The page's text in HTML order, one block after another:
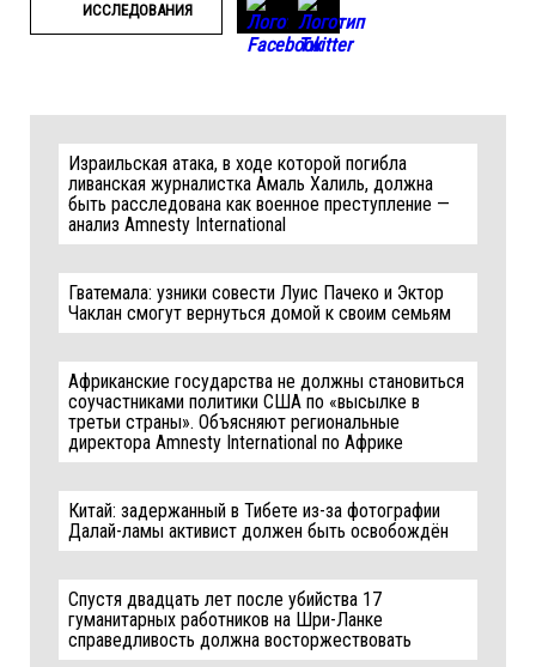
ИССЛЕДОВАНИЯ
Израильская атака, в ходе которой погибла
ливанская журналистка Амаль Халиль, должна
быть расследована как военное преступление —
анализ Amnesty International
Гватемала: узники совести Луис Пачеко и Эктор
Чаклан смогут вернуться домой к своим семьям
Африканские государства не должны становиться
соучастниками политики США по «высылке в
третьи страны». Объясняют региональные
директора Amnesty International по Африке
Китай: задержанный в Тибете из-за фотографии
Далай-ламы активист должен быть освобождён
Спустя двадцать лет после убийства 17
гуманитарных работников на Шри-Ланке
справедливость должна восторжествовать